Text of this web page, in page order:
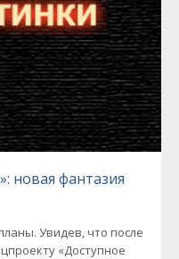
новая фантазия
Увидев, что после
«Доступное